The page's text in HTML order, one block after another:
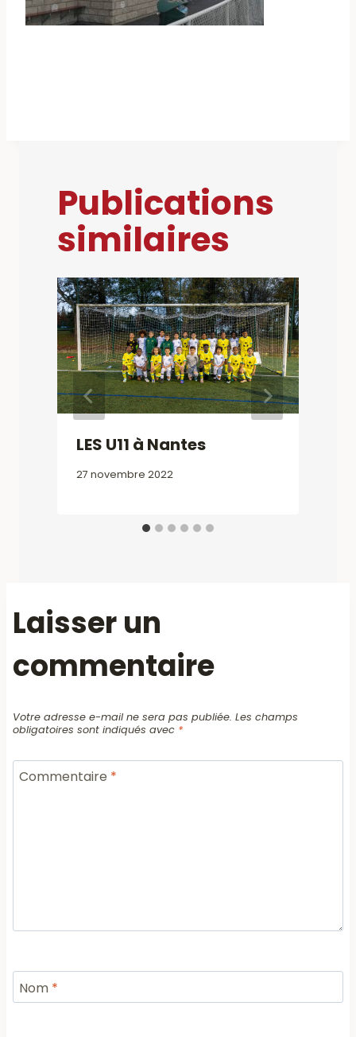
Publications
similaires
LES U11 à Nantes
27 novembre 2022
Laisser un
commentaire
Votre adresse e-mail ne sera pas publiée. Les champs
obligatoires sont indiqués avec *
Commentaire *
Nom *